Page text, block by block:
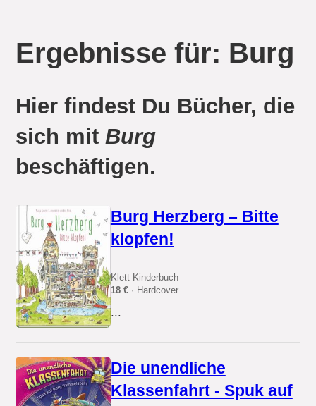
Ergebnisse für: Burg
Hier findest Du Bücher, die
sich mitBurg
beschäftigen.
Burg Herzberg – Bitte
klopfen!
Klett Kinderbuch
18 €· Hardcover
...
Die unendliche
Klassenfahrt - Spuk auf